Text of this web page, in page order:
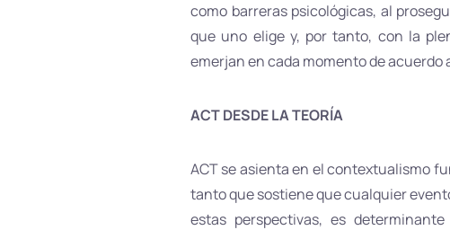
como barreras psicológicas, al
que uno elige y, por tanto, con la
emerjan en cada momento de
ACT DESDE LA TEORÍA
ACT se asienta en el contextualismo
tanto que sostiene que cualquier
estas perspectivas, es